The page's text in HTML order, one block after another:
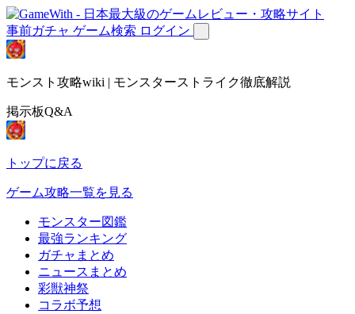
事前ガチャ ゲーム検索 ログイン
モンスト攻略wiki | モンスターストライク徹底解説
掲示板Q&A
トップに戻る
ゲーム攻略一覧を見る
モンスター図鑑
最強ランキング
ガチャまとめ
ニュースまとめ
彩獣神祭
コラボ予想